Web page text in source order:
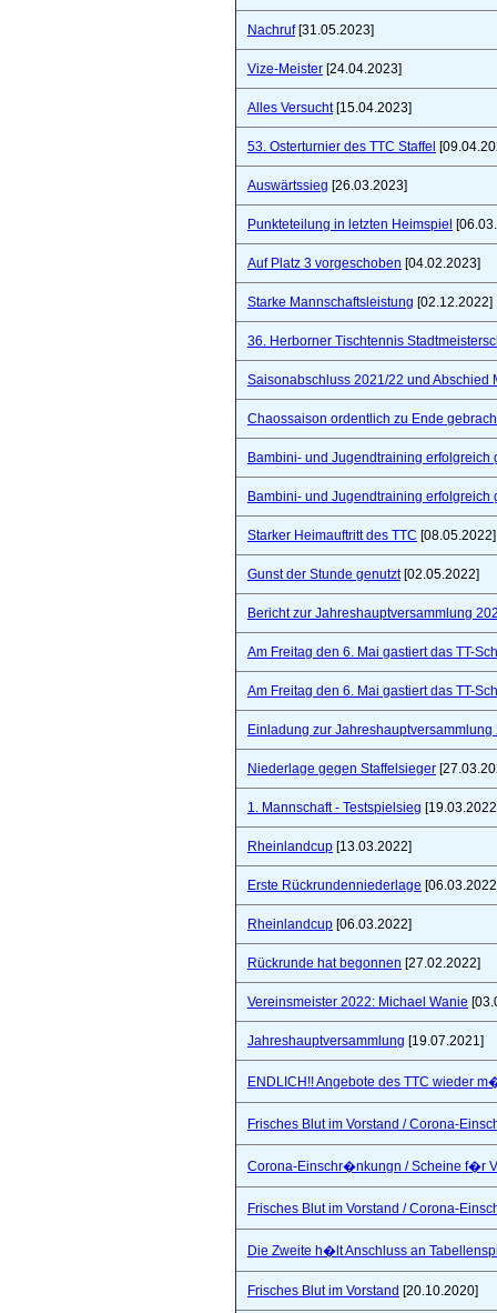
Nachruf[31.05.2023]
Vize-Meister [24.04.2023]
Alles Versucht[15.04.2023]
53. Osterturnier des TTC Staffel
Auswärtssieg [26.03.2023]
Punkteteilung in letzten Heimspiel
Auf Platz 3 vorgeschoben [04.02.2023]
Starke Mannschaftsleistung [02.12.2022]
36. Herborner Tischtennis
Saisonabschluss 2021/22 und Abschied
Chaossaison ordentlich zu Ende
Bambini- und Jugendtraining erfolgreich
Bambini- und Jugendtraining erfolgreich
Starker Heimauftritt des TTC [08.05.2022]
Gunst der Stunde genutzt[02.05.2022]
Bericht zur Jahreshauptversammlung
Am Freitag den 6. Mai gastiert das TT-
Am Freitag den 6. Mai gastiert das TT-
Einladung zur Jahreshauptversammlung
Niederlage gegen Staffelsieger
1. Mannschaft - Testspielsieg
Rheinlandcup [13.03.2022]
Erste Rückrundenniederlage
Rheinlandcup [06.03.2022]
Rückrunde hat begonnen [27.02.2022]
Vereinsmeister 2022: Michael Wanie
Jahreshauptversammlung [19.07.2021]
ENDLICH!! Angebote des TTC wieder
Frisches Blut im Vorstand / Corona-
Corona-Einschr�nkungn / Scheine f�r
Frisches Blut im Vorstand / Corona-
Die Zweite h�lt Anschluss an
Frisches Blut im Vorstand [20.10.2020]